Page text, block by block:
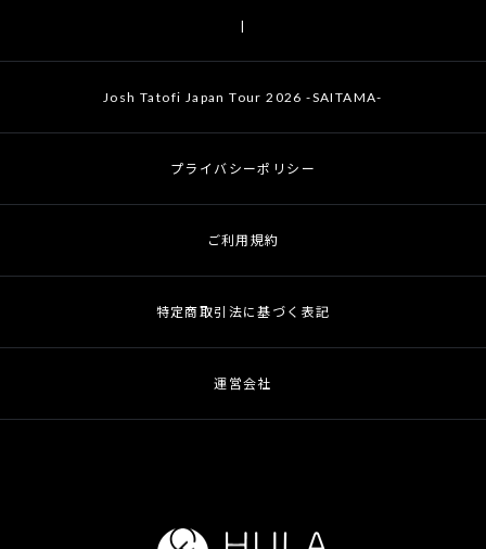
|
Josh Tatofi Japan Tour 2026 -SAITAMA-
プライバシーポリシー
ご利用規約
特定商取引法に基づく表記
運営会社